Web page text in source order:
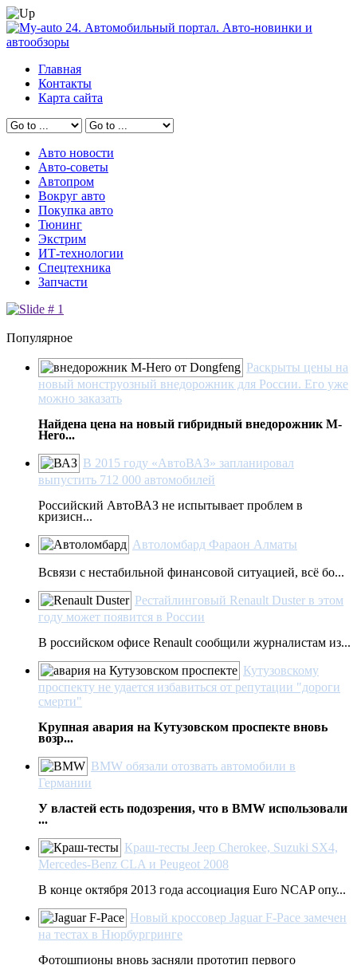
Главная
Контакты
Карта сайта
Авто новости
Авто-советы
Автопром
Вокруг авто
Покупка авто
Тюнинг
Экстрим
ИТ-технологии
Спецтехника
Запчасти
Популярное
Раскрыты цены на
новый монструозный внедорожник для России. Его уже
можно заказать
Найдена цена на новый гибридный внедорожник M-
Hero...
В 2015 году «АвтоВАЗ» запланировал
выпустить 712 000 автомобилей
Российский АвтоВАЗ не испытывает проблем в
кризисн...
Автоломбард Фараон Алматы
Всвязи с нестабильной финансовой ситуацией, всё бо...
Рестайлинговый Renault Duster в этом
году может появится в России
В российском офисе Renault сообщили журналистам из...
Кутузовскому
проспекту не удается избавиться от репутации "дороги
смерти"
Крупная авария на Кутузовском проспекте вновь
возр...
BMW обязали отозвать автомобили в
Германии
У властей есть подозрения, что в BMW использовали
...
Краш-тесты Jeep Cherokee, Suzuki SX4,
Mercedes-Benz CLA и Peugeot 2008
В конце октября 2013 года ассоциация Euro NCAP опу...
Новый кроссовер Jaguar F-Pace замечен
на тестах в Нюрбургринге
Фотошпионы вновь засняли прототип первого